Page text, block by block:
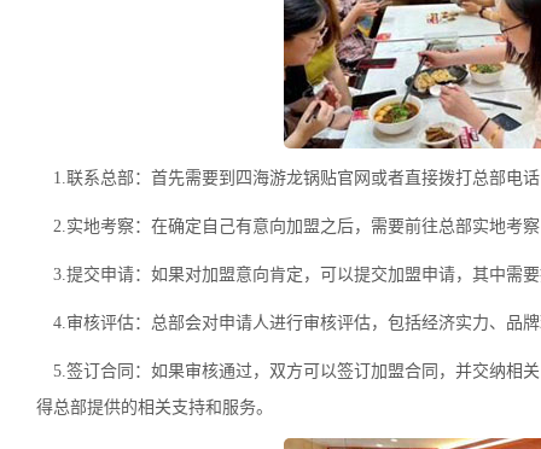
1.联系总部：首先需要到四海游龙锅贴官网或者直接拨打总部电
2.实地考察：在确定自己有意向加盟之后，需要前往总部实地考
3.提交申请：如果对加盟意向肯定，可以提交加盟申请，其中需
4.审核评估：总部会对申请人进行审核评估，包括经济实力、品
5.签订合同：如果审核通过，双方可以签订加盟合同，并交纳相
得总部提供的相关支持和服务。